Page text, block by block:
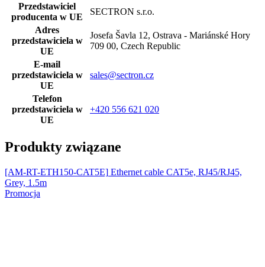
Przedstawiciel
producenta w UE
SECTRON s.r.o.
Adres
przedstawiciela w
UE
Josefa Šavla 12, Ostrava - Mariánské Hory
709 00, Czech Republic
E-mail
przedstawiciela w
UE
sales@sectron.cz
Telefon
przedstawiciela w
UE
+420 556 621 020
Produkty związane
[AM-RT-ETH150-CAT5E] Ethernet cable CAT5e, RJ45/RJ45,
Grey, 1.5m
Promocja